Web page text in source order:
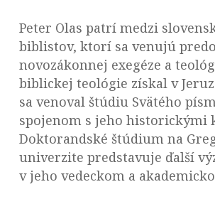
Peter Olas patrí medzi
biblistov, ktorí sa venujú
novozákonnej exegéze a
biblickej teológie získal v
sa venoval štúdiu Svätého
spojenom s jeho historickými
Doktorandské štúdium na
univerzite predstavuje ďalší
v jeho vedeckom a